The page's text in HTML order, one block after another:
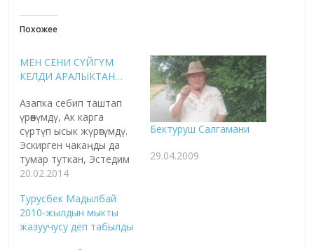
Похожее
МЕН СЕНИ СҮЙГҮМ
КЕЛДИ АРАЛЫКТАН…
Азапка себип таштап
үрөөнүмдү, Ак карга
сүртүп ысык жүрөгүмдү.
Эскирген чакаңды да
тумар туткан, Эстедим
сага жетпей жүргөн
ысык нандай болуп,
Кыйначуң көз отуңан
жанбай коюп. Калтырап
20.02.2014
Бектуруш Салгамани
29.04.2009
Турусбек Мадылбай
2010-жылдын мыкты
жазуучусу деп табылды